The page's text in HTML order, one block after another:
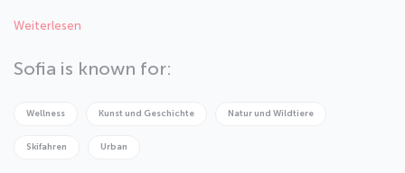
Weiterlesen
Sofia is known for:
Wellness Kunst und Geschichte Natur und Wildtiere
Skifahren Urban